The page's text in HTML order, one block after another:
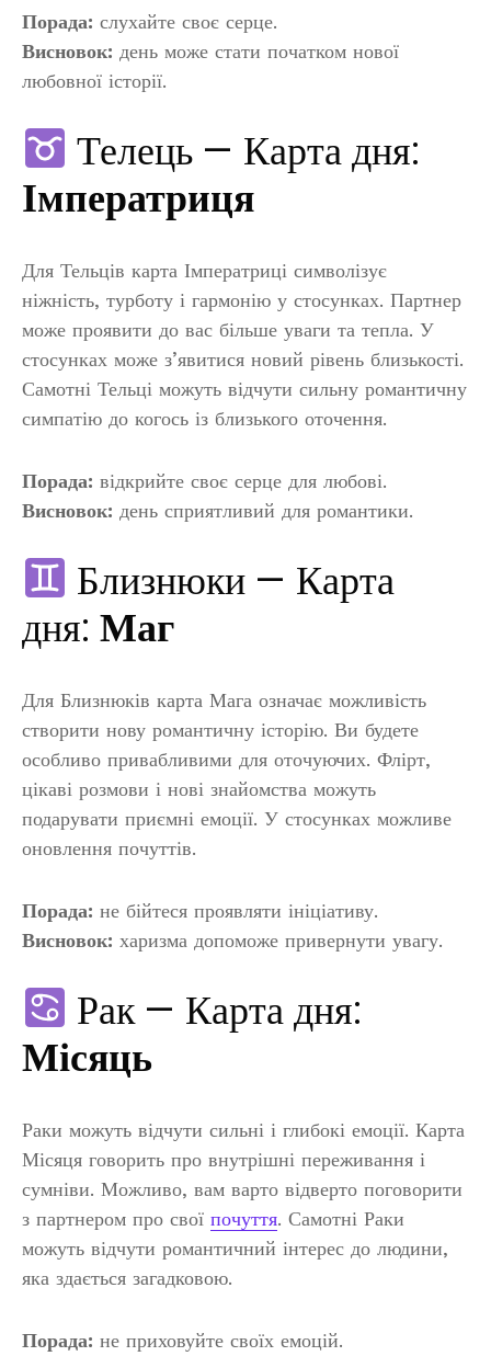
Порада: слухайте своє серце.
Висновок: день може стати початком нової
любовної історії.
Телець — Карта дня:
Імператриця
Для Тельців карта Імператриці символізує
ніжність, турботу і гармонію у стосунках. Партнер
може проявити до вас більше уваги та тепла. У
стосунках може з’явитися новий рівень близькості.
Самотні Тельці можуть відчути сильну романтичну
симпатію до когось із близького оточення.
Порада: відкрийте своє серце для любові.
Висновок: день сприятливий для романтики.
Близнюки — Карта
дня: Маг
Для Близнюків карта Мага означає можливість
створити нову романтичну історію. Ви будете
особливо привабливими для оточуючих. Флірт,
цікаві розмови і нові знайомства можуть
подарувати приємні емоції. У стосунках можливе
оновлення почуттів.
Порада: не бійтеся проявляти ініціативу.
Висновок: харизма допоможе привернути увагу.
Рак — Карта дня:
Місяць
Раки можуть відчути сильні і глибокі емоції. Карта
Місяця говорить про внутрішні переживання і
сумніви. Можливо, вам варто відверто поговорити
з партнером про свої почуття. Самотні Раки
можуть відчути романтичний інтерес до людини,
яка здається загадковою.
Порада: не приховуйте своїх емоцій.